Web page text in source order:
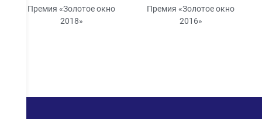
Премия «Золотое окно
2018»
Премия «Золотое окно
2016»